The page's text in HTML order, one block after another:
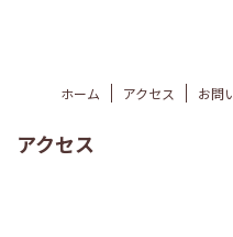
ホーム アクセス お問
アクセス